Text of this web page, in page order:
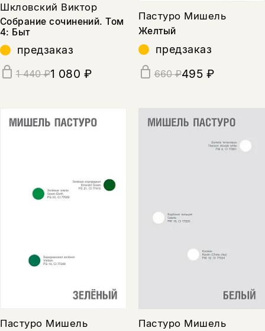
Шкловский Виктор
Собрание сочинений. Том
4: Быт
предзаказ
1 440 ₽1 080 ₽
Пастуро Мишель
Желтый
предзаказ
660 ₽495 ₽
Пастуро Мишель Пастуро Мишель